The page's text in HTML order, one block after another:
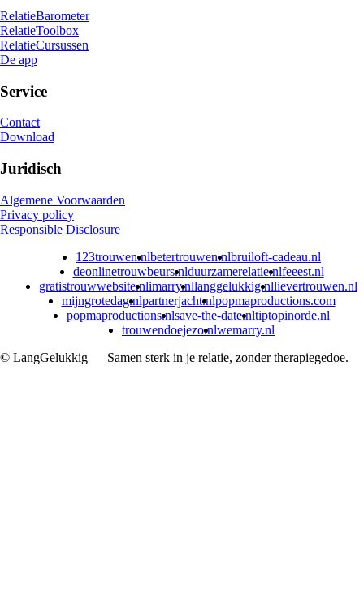
RelatieBarometer
RelatieToolbox
RelatieCursussen
De app
Service
Contact
Download
Juridisch
Algemene Voorwaarden
Privacy policy
Responsible Disclosure
123trouwen.nlbetertrouwen.nlbruiloft-cadeau.nl
deonlinetrouwbeurs.nlduurzamerelatie.nlfeeest.nl
gratistrouwwebsite.nlimarry.nllanggelukkig.nllievertrouwen.nl
mijngrotedag.nlpartnerjacht.nlpopmaproductions.com
popmaproductions.nlsave-the-date.nltiptopinorde.nl
trouwendoejezo.nlwemarry.nl
© LangGelukkig — Samen sterk in je relatie, zonder therapiegedoe.